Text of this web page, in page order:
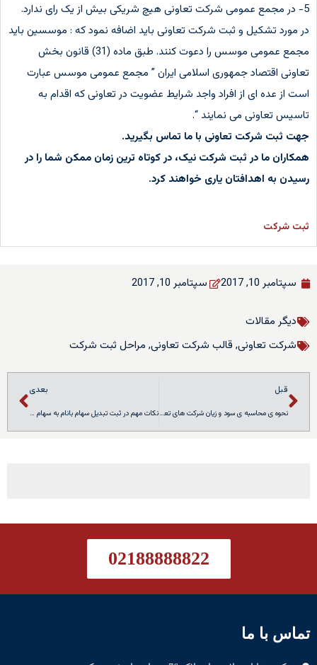
5- در مجمع عمومی شرکت تعاونی هیچ شریکی بیش از یک رای ندارد.
در مورد تشکیل و ثبت شرکت تعاونی باید اضافه نمود که : موسسین باید
مجمع عمومی موسس را دعوت کنند. طبق ماده (31) قانون بخش
تعاونی اقتصاد جمهوری اسلامی ایران ” مجمع عمومی موسس عبارت
است از عده ای از افراد واجد شرایط عضویت در تعاونی که اقدام به
تاسیس تعاونی می نمایند “.
جهت ثبت شرکت تعاونی با ما تماس بگیرید.
همکاران ما در ثبت شرکت نیک، در کوتاه ترین زمان ممکن شما را در
رسیدن به اهدافتان یاری خواهند کرد.
ثبت شرکت
سپتامبر 10, 2017 سپتامبر 10, 2017
دیگر مقالات
شرکت تعاونی, قالب شرکت تعاونی, مراحل ثبت شرکت
قبل
نحوه ی محاسبه ی سود و زیان شرکت های تعاونی
بعدی
نکات مهم در ثبت تبدیل سهام بانام به سهام بی نام
02188888822
تماس با ما